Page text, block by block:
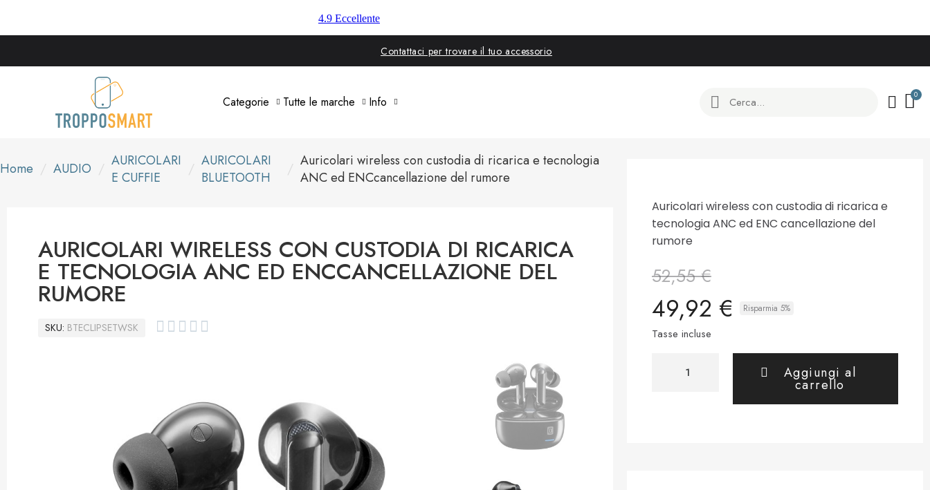
Contattaci per trovare il tuo accessorio
Categorie Tutte le marche Info
Home AUDIO
AURICOLARI
E CUFFIE
AURICOLARI
BLUETOOTH
Auricolari wireless con custodia di ricarica e tecnologia
ANC ed ENCcancellazione del rumore
AURICOLARI WIRELESS CON CUSTODIA DI RICARICA
E TECNOLOGIA ANC ED ENCCANCELLAZIONE DEL
RUMORE
SKU BTECLIPSETWSK     
Auricolari wireless con custodia di ricarica e
tecnologia ANC ed ENC cancellazione del
rumore
52,55 €
49,92 € Risparmia 5%
Tasse incluse
Aggiungi al
carrello